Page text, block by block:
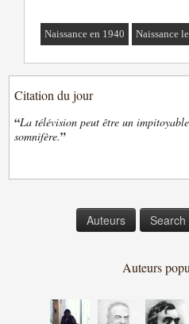
Naissance en 1940 Naissance
Citation du jour
“La télévision peut être un
somnifère.”
Auteurs Search
Auteurs